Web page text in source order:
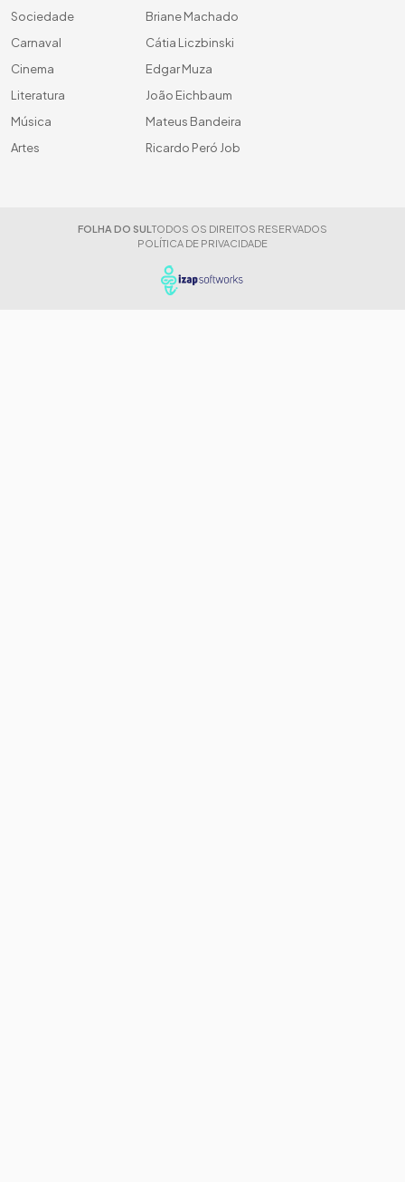
Sociedade
Carnaval
Cinema
Literatura
Música
Artes
Briane Machado
Cátia Liczbinski
Edgar Muza
João Eichbaum
Mateus Bandeira
Ricardo Peró Job
FOLHA DO SUL TODOS OS DIREITOS RESERVADOS
POLÍTICA DE PRIVACIDADE